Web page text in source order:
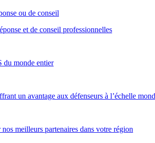
ou de conseil
et de conseil professionnelles
du monde entier
un avantage aux défenseurs à l’échelle
meilleurs partenaires dans votre région